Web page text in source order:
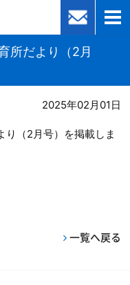
所だより（2月
2025年02月01日
り（2月号）を掲載しま
一覧へ戻る